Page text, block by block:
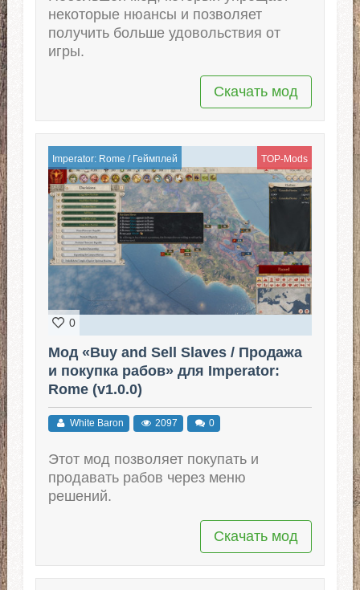
некоторые нюансы и позволяет
получить больше удовольствия от
игры.
Скачать мод
Imperator: Rome / Геймплей TOP-Mods
0
Мод «Buy and Sell Slaves / Продажа
и покупка рабов» для Imperator:
Rome (v1.0.0)
White Baron 2097 0
Этот мод позволяет покупать и
продавать рабов через меню
решений.
Скачать мод